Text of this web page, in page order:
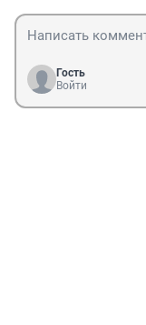
Гость
Войти